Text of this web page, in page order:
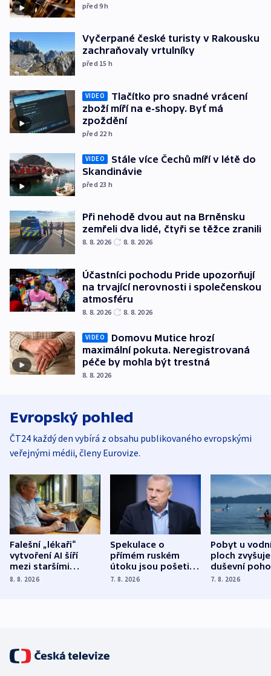
před 9h
Vyčerpané české turisty v Rakousku
zachraňovaly vrtulníky
před 15 h
VIDEO
Tlačítko pro snadné vrácení
zboží míří na e-shopy. Byť má
zpoždění
před 22 h
VIDEO
Stále více Čechů míří v létě do
Skandinávie
před 23 h
Při nehodě dvou aut na Brněnsku
zemřeli dva lidé, čtyři se těžce zranili
8. 8. 2026 8. 8. 2026
Účastníci pochodu Pride upozorňují
na trvající nerovnosti i společenskou
atmosféru
8. 8. 2026 8. 8. 2026
VIDEO
Domovu Mutice hrozí
maximální pokuta. Neregistrovaná
péče by mohla být trestná
8. 8. 2026
Evropský pohled
ČT24 každý den vybírá z obsahu publikovaného evropskými
veřejnými médii, členy Eurovize.
Falešní „lékaři“
vytvoření AI šíří
mezi staršími
Poláky nebezpečné
8. 8. 2026
Spekulace o
přímém ruském
útoku jsou pošetilé,
míní estonský
7. 8. 2026
Pobyt u
ploch zvyšuje
duševní
ukázala
7. 8. 2026